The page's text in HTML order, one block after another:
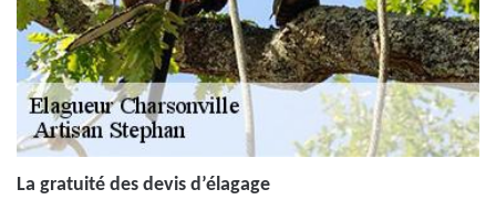
La gratuité des devis d’élagage